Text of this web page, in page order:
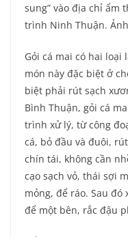
sung” vào địa chỉ ẩm
trình Ninh Thuận.
Gỏi cá mai có hai loại
món này đặc biệt ở
biệt phải rút sạch
Bình Thuận, gỏi cá
trình xử lý, từ công
cá, bỏ đầu và đuôi,
chín tái, không cần
cạo sạch vỏ, thái sợi
mỏng, để ráo. Sau
để một bên, rắc đậu